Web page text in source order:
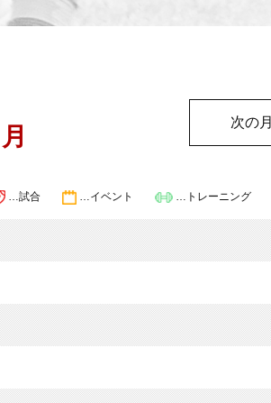
月
次の月
…試合 …イベント …トレーニング